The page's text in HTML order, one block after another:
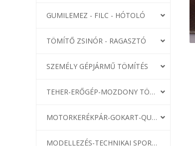
GUMILEMEZ - FILC - HÓTOLÓ
TÖMÍTŐ ZSINÓR - RAGASZTÓ
SZEMÉLY GÉPJÁRMŰ TÖMÍTÉS
TEHER-ERŐGÉP-MOZDONY TÖMÍTÉS
MOTORKERÉKPÁR-GOKART-QUAD-CSÓNAKMOTOR TÖMÍTÉS
MODELLEZÉS-TECHNIKAI SPORT-MODELLSPORT